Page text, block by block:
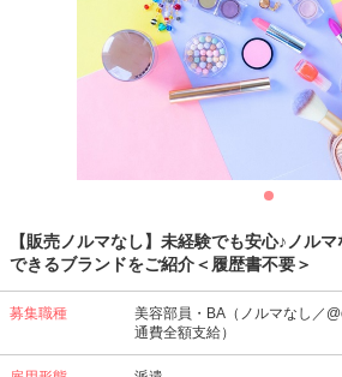
【販売ノルマなし】未経験でも安心♪ノル
できるブランドをご紹介＜履歴書不要＞
募集職種
美容部員・BA（ノルマなし／
通費全額支給）